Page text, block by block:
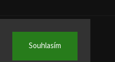
Souhlasím